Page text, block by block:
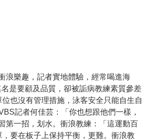
浪樂趣，記者實地體驗，經常喝進海
是要顧及品質，卻被詬病教練素質參差
也沒有管理措施，泳客安全只能自生自
記者何佳芸：「你也想跟他們一樣，
第一招，划水。衝浪教練：「這運動百
要在板子上保持平衡，更難。衝浪教